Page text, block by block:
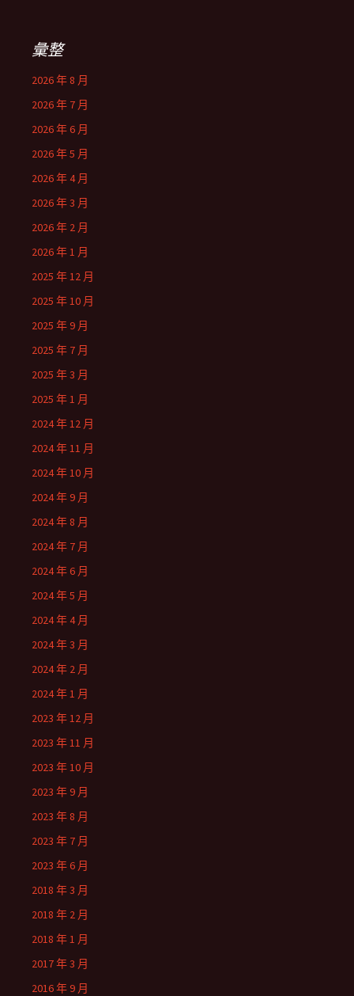
彙整
2026 年 8 月
2026 年 7 月
2026 年 6 月
2026 年 5 月
2026 年 4 月
2026 年 3 月
2026 年 2 月
2026 年 1 月
2025 年 12 月
2025 年 10 月
2025 年 9 月
2025 年 7 月
2025 年 3 月
2025 年 1 月
2024 年 12 月
2024 年 11 月
2024 年 10 月
2024 年 9 月
2024 年 8 月
2024 年 7 月
2024 年 6 月
2024 年 5 月
2024 年 4 月
2024 年 3 月
2024 年 2 月
2024 年 1 月
2023 年 12 月
2023 年 11 月
2023 年 10 月
2023 年 9 月
2023 年 8 月
2023 年 7 月
2023 年 6 月
2018 年 3 月
2018 年 2 月
2018 年 1 月
2017 年 3 月
2016 年 9 月